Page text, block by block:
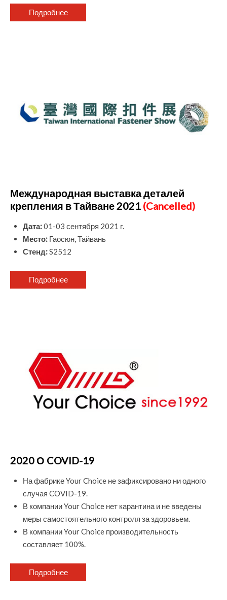
Подробнее
Международная выставка деталей
крепления в Тайване 2021 (Cancelled)
Дата:01-03 сентября 2021 г.
Место: Гаосюн, Тайвань
Стенд:S2512
Подробнее
2020 О COVID-19
На фабрике Your Choice не зафиксировано ни одного
случая COVID-19.
В компании Your Choice нет карантина и не введены
меры самостоятельного контроля за здоровьем.
В компании Your Choice производительность
составляет 100%.
Подробнее